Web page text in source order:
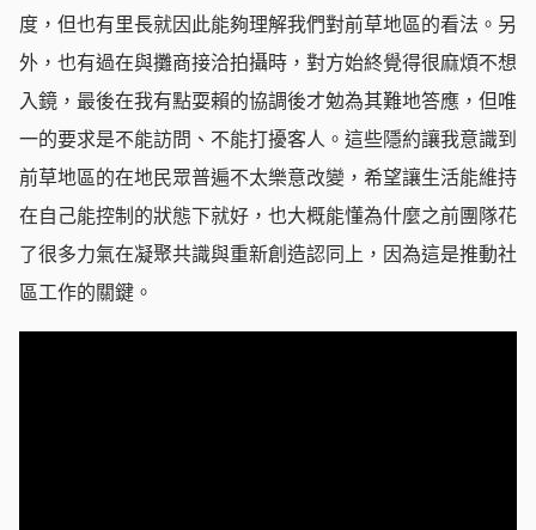
度，但也有里長就因此能夠理解我們對前草地區的看法。另
外，也有過在與攤商接洽拍攝時，對方始終覺得很麻煩不想
入鏡，最後在我有點耍賴的協調後才勉為其難地答應，但唯
一的要求是不能訪問、不能打擾客人。這些隱約讓我意識到
前草地區的在地民眾普遍不太樂意改變，希望讓生活能維持
在自己能控制的狀態下就好，也大概能懂為什麼之前團隊花
了很多力氣在凝聚共識與重新創造認同上，因為這是推動社
區工作的關鍵。